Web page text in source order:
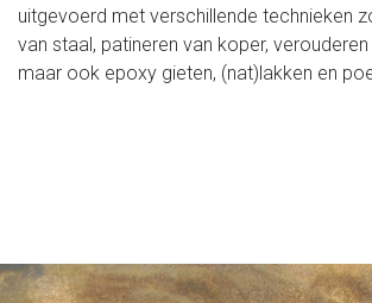
uitgevoerd met verschillende technieken
van staal, patineren van koper,
maar ook epoxy gieten, (nat)lakken en